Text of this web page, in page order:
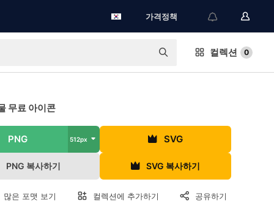
가격정책
컬렉션 0
무료 아이콘
PNG 512px SVG
PNG 복사하기 SVG 복사하기
많은 포맷 보기 컬렉션에 추가하기 공유하기